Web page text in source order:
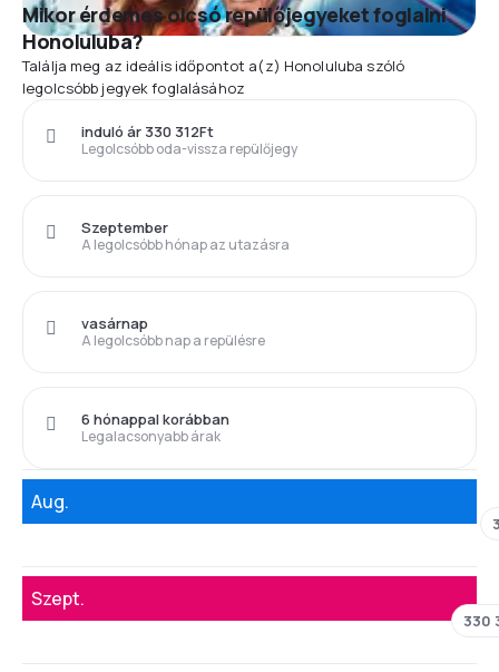
Mikor érdemes olcsó repülőjegyeket foglalni
Honoluluba?
Találja meg az ideális időpontot a(z) Honoluluba szóló
legolcsóbb jegyek foglalásához
Legolcsóbb oda-vissza repülőjegy
induló ár 330 312Ft
A legolcsóbb hónap az utazásra
Szeptember
A legolcsóbb nap a repülésre
vasárnap
Legalacsonyabb árak
6 hónappal korábban
Aug.
Szept.
330